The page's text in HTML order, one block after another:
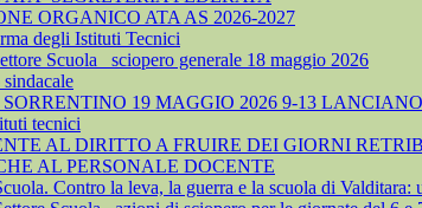
ORGANICO ATA AS 2026-2027
degli Istituti Tecnici
Scuola_ sciopero generale 18 maggio 2026
19 MAGGIO 2026 9-13 LANCIANO
tecnici
AL DIRITTO A FRUIRE DEI GIORNI
AL PERSONALE DOCENTE
Contro la leva, la guerra e la scuola di